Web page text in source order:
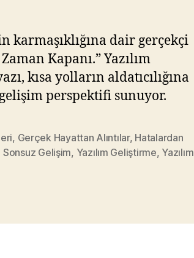
karmaşıklığına dair gerçekçi
Kapanı.” Yazılım
kısa yolların aldatıcılığına
perspektifi sunuyor.
, Gerçek Hayattan Alıntılar, Hatalardan
Sonsuz Gelişim, Yazılım Geliştirme, Yazılım